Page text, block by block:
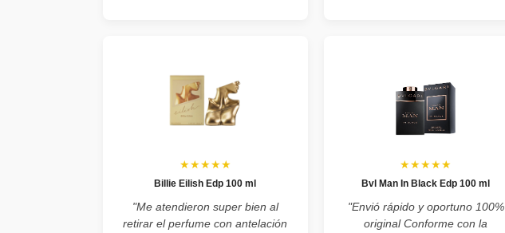
★★★★★
Billie Eilish Edp 100 ml
"Me atendieron super bien al
retirar el perfume con antelación
★★★★★
Bvl Man In Black Edp 100 ml
"Envió rápido y oportuno 100%
original Conforme con la